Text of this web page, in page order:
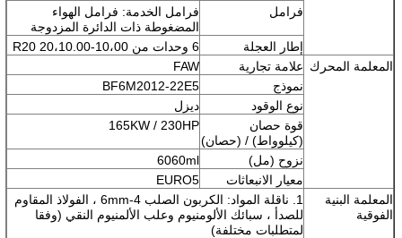
فرامل
فرامل الخدمة: فرامل الهواء
المضغوطة ذات الدائرة المزدوجة
إطار العجلة
6 وحدات من 10،00-20،10.00 R20
المعلمة المحرك علامة تجارية
FAW
نموذج
BF6M2012-22E5
نوع الوقود
ديزل
قوة حصان
(كيلوواط) / (حصان)
165KW / 230HP
نزوح (مل)
6060ml
معيار الانبعاثات
EURO5
المعلمة البنية
الفوقية
1. ناقلة المواد: الكربون الصلب 4-6mm ، الفولاذ المقاوم
للصدأ ، سبائك الألومنيوم وعلب الألمنيوم النقي (وفقا
لمتطلبات مختلفة)